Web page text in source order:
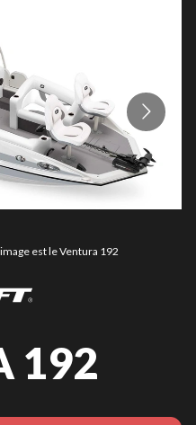
est le Ventura 192
192